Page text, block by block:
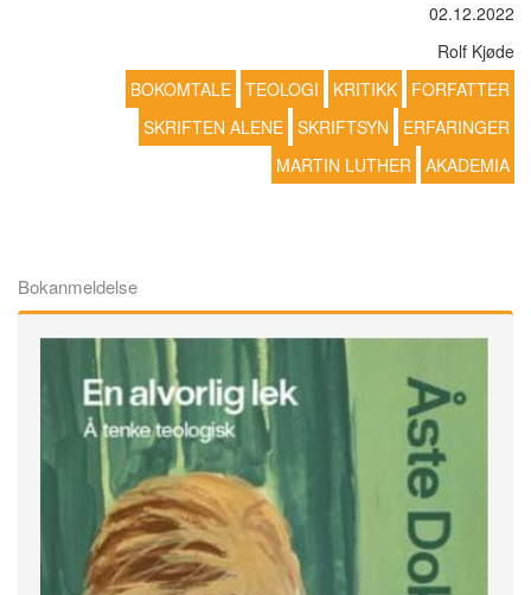
02.12.2022
Rolf Kjøde
BOKOMTALE TEOLOGI KRITIKK
FORFATTER
SKRIFTEN ALENE SKRIFTSYN
ERFARINGER
MARTIN LUTHER AKADEMIA
Bokanmeldelse